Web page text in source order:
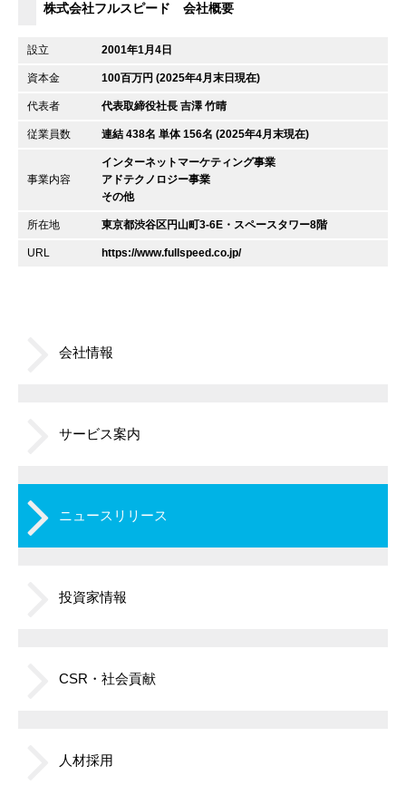
株式会社フルスピード 会社概要
設立 2001年1月4日
資本金 100百万円 (2025年4月末日現在)
代表者 代表取締役社長 吉澤 竹晴
従業員数 連結 438名 単体 156名 (2025年4月末現在)
事業内容
インターネットマーケティング事業
アドテクノロジー事業
その他
所在地 東京都渋谷区円山町3-6E・スペースタワー8階
URL https://www.fullspeed.co.jp/
会社情報
サービス案内
ニュースリリース
投資家情報
CSR・社会貢献
人材採用